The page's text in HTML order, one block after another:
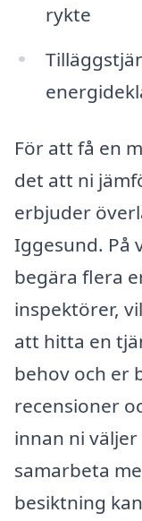
rykte
För att få en
det att ni
erbjuder
Iggesund. På
begära flera
inspektörer,
att hitta en
behov och er
recensioner
innan ni
samarbeta
besiktning